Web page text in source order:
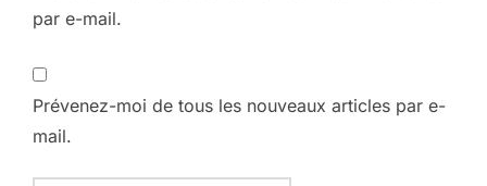
par e-mail.
Prévenez-moi de tous les nouveaux articles par e-
mail.